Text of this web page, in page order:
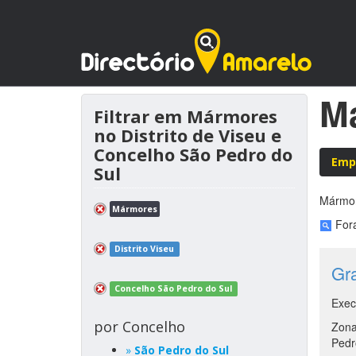
Filtrar em Mármores
no Distrito de Viseu e
Concelho São Pedro do
Sul
Mármores
Distrito Viseu
Concelho São Pedro do Sul
por Concelho
» São Pedro do Sul